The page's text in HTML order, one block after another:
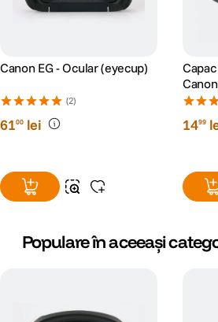
Canon EG - Ocular (eyecup)
(2)
6100 lei 1499
Populare în aceeași